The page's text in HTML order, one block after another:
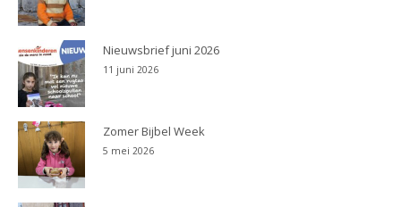
Nieuwsbrief juni 2026
11 juni 2026
Zomer Bijbel Week
5 mei 2026